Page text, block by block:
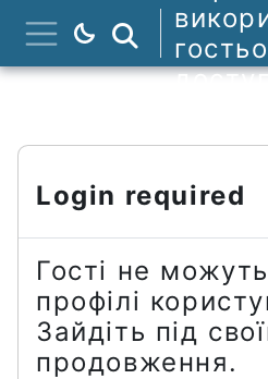
Перейти до
Бокова панель
Пошук
Login required
Гості не
профілі
Зайдіть під
продовження.